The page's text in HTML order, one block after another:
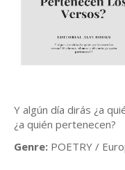
Y algún día dirás ¿a
¿a quién pertenecen?
Genre: POETRY /